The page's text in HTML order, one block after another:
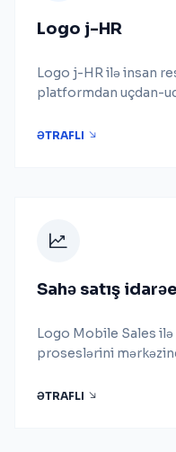
Logo j-HR
Logo j-HR ilə insan
platformdan uçdan-
ƏTRAFLI
Sahə satış
Logo Mobile Sales ilə
proseslərini
ƏTRAFLI